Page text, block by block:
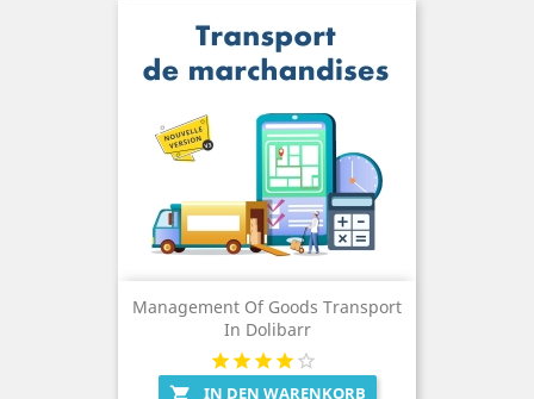
Management Of Goods Transport
In Dolibarr
IN DEN WARENKORB